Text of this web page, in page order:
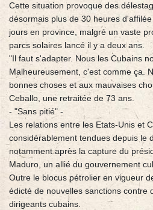
Cette situation provoque des
désormais plus de 30 heures
jours en province, malgré un vaste
parcs solaires lancé il y a deux ans.
"Il faut s'adapter. Nous les Cubains
Malheureusement, c'est comme ça.
bonnes choses et aux mauvaises
Ceballo, une retraitée de 73 ans.
- "Sans pitié" -
Les relations entre les Etats-Unis et
considérablement tendues depuis le
notamment après la capture du
Maduro, un allié du gouvernement
Outre le blocus pétrolier en vigueur
édicté de nouvelles sanctions contre
dirigeants cubains.